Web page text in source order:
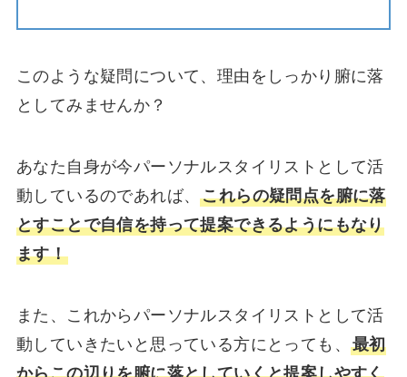
このような疑問について、理由をしっかり腑に落
としてみませんか？
あなた自身が今パーソナルスタイリストとして活
動しているのであれば、これらの疑問点を腑に落
とすことで自信を持って提案できるようにもなり
ます！
また、これからパーソナルスタイリストとして活
動していきたいと思っている方にとっても、 最初